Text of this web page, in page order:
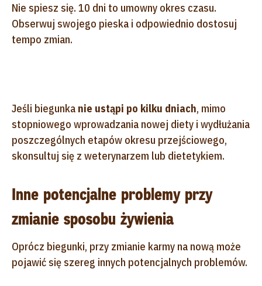
Nie spiesz się. 10 dni to umowny okres czasu.
Obserwuj swojego pieska i odpowiednio dostosuj
tempo zmian.
Jeśli biegunka nie ustąpi po kilku dniach, mimo
stopniowego wprowadzania nowej diety i wydłużania
poszczególnych etapów okresu przejściowego,
skonsultuj się z weterynarzem lub dietetykiem.
Inne potencjalne problemy przy
zmianie sposobu żywienia
Oprócz biegunki, przy zmianie karmy na nową może
pojawić się szereg innych potencjalnych problemów.